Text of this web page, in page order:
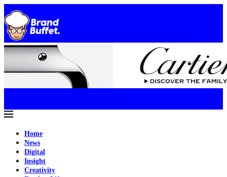
Home
News
Digital
Insight
Creativity